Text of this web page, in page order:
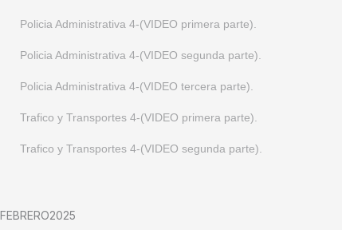
Policia Administrativa 4-(VIDEO primera parte).
Policia Administrativa 4-(VIDEO segunda parte).
Policia Administrativa 4-(VIDEO tercera parte).
Trafico y Transportes 4-(VIDEO primera parte).
Trafico y Transportes 4-(VIDEO segunda parte).
FEBRERO2025